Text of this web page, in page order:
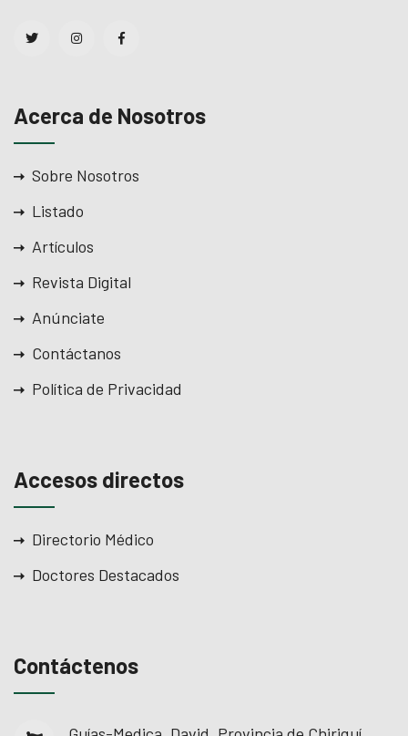
Acerca de Nosotros
Sobre Nosotros
Listado
Artículos
Revista Digital
Anúnciate
Contáctanos
Política de Privacidad
Accesos directos
Directorio Médico
Doctores Destacados
Contáctenos